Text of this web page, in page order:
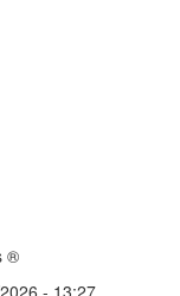
®
- 13:27